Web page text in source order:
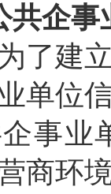
共企事
立
单位
事业
商环